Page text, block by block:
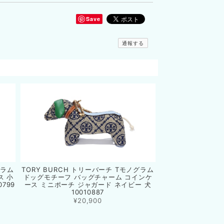
Save
通報する
ム
小
TORY BURCH トリーバーチ Tモノグラム
ドッグモチーフ バッグチャーム コインケ
ース ミニポーチ ジャガード ネイビー 犬
10010887
¥20,900